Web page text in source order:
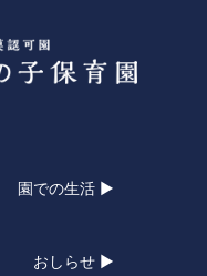
園での生活 ▶
おしらせ ▶